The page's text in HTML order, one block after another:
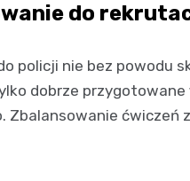
do
policji nie bez powodu
dobrze
Zbalansowanie ćwiczeń